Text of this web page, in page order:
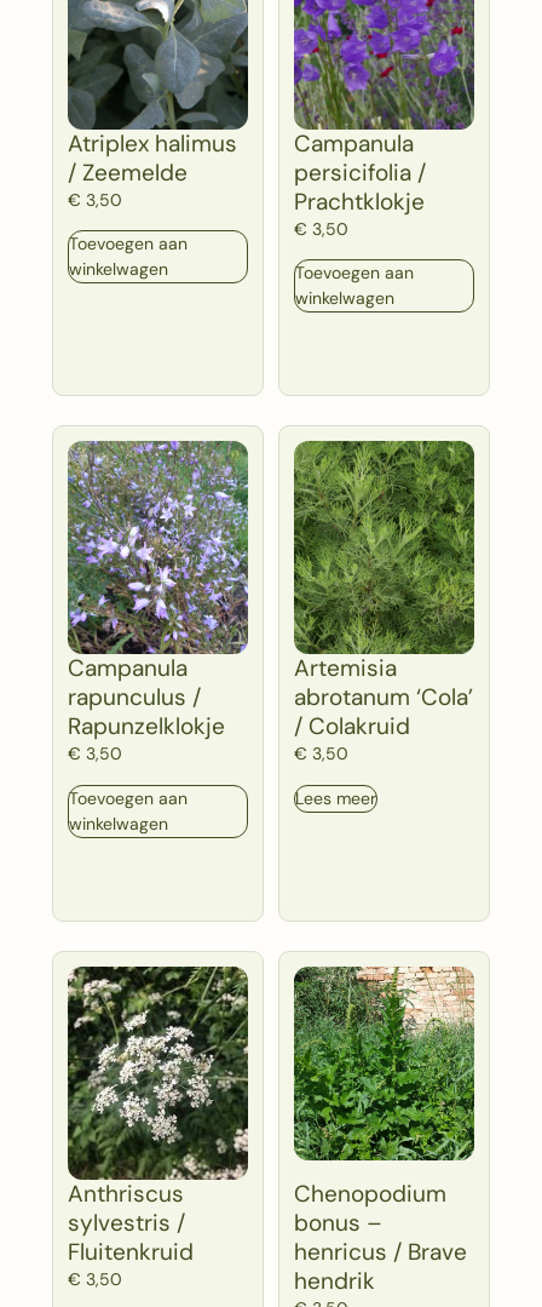
Atriplex halimus
/ Zeemelde
€ 3,50
Toevoegen aan
winkelwagen
Campanula
persicifolia /
Prachtklokje
€ 3,50
Toevoegen aan
winkelwagen
Campanula
rapunculus /
Rapunzelklokje
€ 3,50
Toevoegen aan
winkelwagen
Artemisia
abrotanum ‘Cola’
/ Colakruid
€ 3,50
Lees meer
Anthriscus
sylvestris /
Fluitenkruid
€ 3,50
Chenopodium
bonus –
henricus / Brave
hendrik